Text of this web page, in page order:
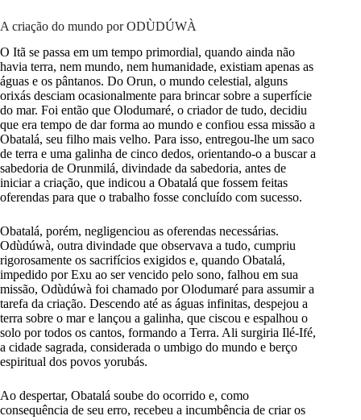
A criação do mundo por ODÙDÚWÀ
O Itã se passa em um tempo primordial, quando ainda não
havia terra, nem mundo, nem humanidade, existiam apenas as
águas e os pântanos. Do Orun, o mundo celestial, alguns
orixás desciam ocasionalmente para brincar sobre a superfície
do mar. Foi então que Olodumaré, o criador de tudo, decidiu
que era tempo de dar forma ao mundo e confiou essa missão a
Obatalá, seu filho mais velho. Para isso, entregou-lhe um saco
de terra e uma galinha de cinco dedos, orientando-o a buscar a
sabedoria de Orunmilá, divindade da sabedoria, antes de
iniciar a criação, que indicou a Obatalá que fossem feitas
oferendas para que o trabalho fosse concluído com sucesso.
Obatalá, porém, negligenciou as oferendas necessárias.
Odùdúwà, outra divindade que observava a tudo, cumpriu
rigorosamente os sacrifícios exigidos e, quando Obatalá,
impedido por Exu ao ser vencido pelo sono, falhou em sua
missão, Odùdúwà foi chamado por Olodumaré para assumir a
tarefa da criação. Descendo até as águas infinitas, despejou a
terra sobre o mar e lançou a galinha, que ciscou e espalhou o
solo por todos os cantos, formando a Terra. Ali surgiria Ilé-Ifé,
a cidade sagrada, considerada o umbigo do mundo e berço
espiritual dos povos yorubás.
Ao despertar, Obatalá soube do ocorrido e, como
consequência de seu erro, recebeu a incumbência de criar os